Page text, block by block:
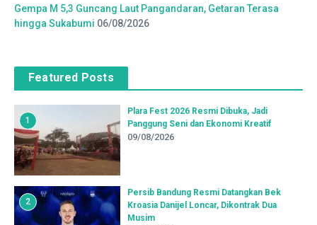
Gempa M 5,3 Guncang Laut Pangandaran, Getaran Terasa
hingga Sukabumi 06/08/2026
Featured Posts
1
Plara Fest 2026 Resmi Dibuka, Jadi
Panggung Seni dan Ekonomi Kreatif
09/08/2026
2
Persib Bandung Resmi Datangkan Bek
Kroasia Danijel Loncar, Dikontrak Dua
Musim